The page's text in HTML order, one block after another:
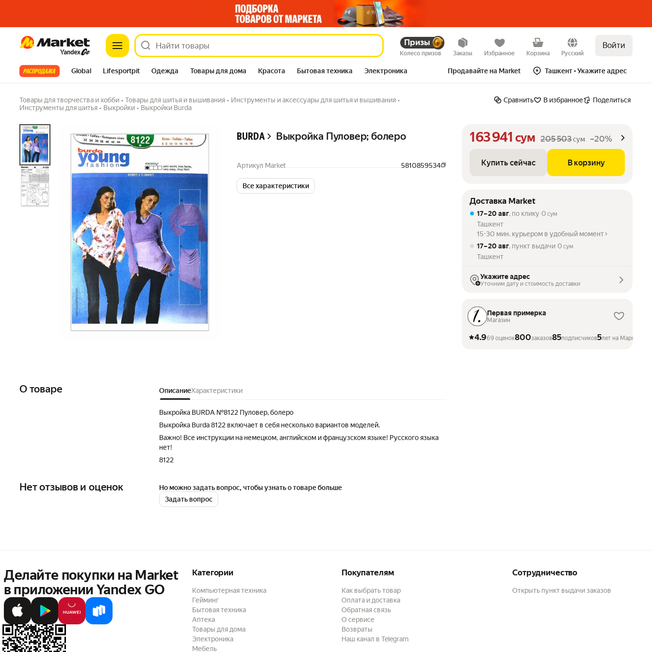
Market Призы
Колесо призов Заказы Избранное Корзина Русский
Войти
Все хиты Global Lifesportpit Одежда Товары для дома Красота Бытовая техника Электроника Продавайте на Market Ташкент• Укажите адрес
Товары для творчества и хобби • Товары для шитья и вышивания • Инструменты и аксессуары для шитья и вышивания •
Инструменты для шитья • Выкройки • Выкройки Burda
Сравнить В избранное Поделиться
BURDA Выкройка Пуловер; болеро
Артикул Market 5810859534
Все характеристики
163 941 сум 205 503сум –20%
Купить сейчас В корзину
Выкройка Пуловер; болеро
Задать вопрос 205 503сум –20% Купить сейчас В корзину
Доставка Market
17 – 20 авг, по клику 0 сум
Ташкент
15-30 мин. курьером в удобный момент
17 – 20 авг, пункт выдачи 0 сум
Ташкент
Укажите адрес
Уточним дату и стоимость доставки
Первая примерка
Магазин
4.969 оценок800заказов85подписчиков5лет на Маркете
О товаре ОписаниеХарактеристики
Выкройка BURDA №8122 Пуловер, болеро
Выкройка Burda 8122 включает в себя несколько вариантов моделей.
Важно! Все инструкции на немецком, английском и французском языке! Русского языка
нет!
8122
Нет отзывов и оценок
Но можно задать вопрос, чтобы узнать о товаре больше
Задать вопрос
Делайте покупки на Market
в приложении Yandex GO
Категории
Компьютерная техника
Гейминг
Бытовая техника
Аптека
Товары для дома
Электроника
Мебель
Покупателям
Как выбрать товар
Оплата и доставка
Обратная связь
О сервисе
Возвраты
Наш канал в Telegram
Сотрудничество
Открыть пункт выдачи заказов